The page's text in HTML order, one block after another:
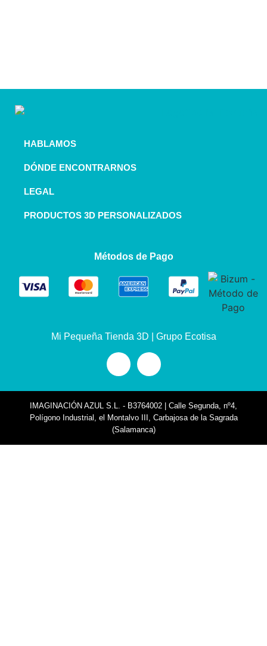
HABLAMOS
DÓNDE ENCONTRARNOS
LEGAL
PRODUCTOS 3D PERSONALIZADOS
Métodos de Pago
Mi Pequeña Tienda 3D | Grupo Ecotisa
IMAGINACIÓN AZUL S.L. - B3764002 | Calle Segunda, nº4,
Polígono Industrial, el Montalvo III, Carbajosa de la Sagrada
(Salamanca)